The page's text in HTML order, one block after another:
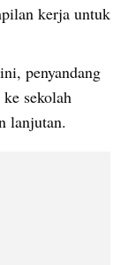
kerja untuk
penyandang
sekolah
lanjutan.